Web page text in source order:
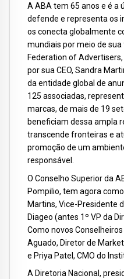
A ABA tem 65 anos e é a
defende e representa os
os conecta globalmente
mundiais por meio de sua
Federation of
por sua CEO, Sandra
da entidade global de
125 associadas,
marcas, de mais de 19
beneficiam dessa ampla
transcende fronteiras e
promoção de um
responsável.
O Conselho Superior da
Pompilio, tem agora
Martins, Vice-Presidente
Diageo (antes 1º VP da
Como novos
Aguado, Diretor de
e Priya Patel, CMO do
A Diretoria Nacional,